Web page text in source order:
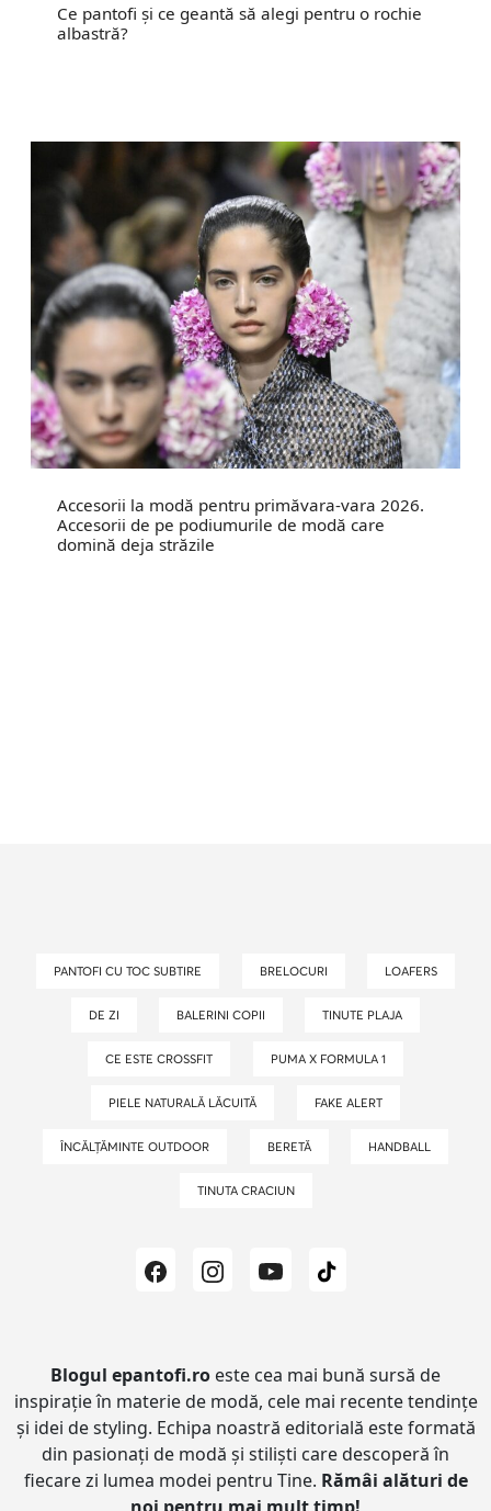
Ce pantofi și ce geantă să alegi pentru o rochie
albastră?
Accesorii la modă pentru primăvara-vara 2026.
Accesorii de pe podiumurile de modă care
domină deja străzile
PANTOFI CU TOC SUBTIRE BRELOCURI LOAFERS
DE ZI BALERINI COPII TINUTE PLAJA
CE ESTE CROSSFIT PUMA X FORMULA 1
PIELE NATURALĂ LĂCUITĂ FAKE ALERT
ÎNCĂLȚĂMINTE OUTDOOR BERETĂ HANDBALL
TINUTA CRACIUN
Blogul epantofi.ro este cea mai bună sursă de
inspirație în materie de modă, cele mai recente tendințe
și idei de styling. Echipa noastră editorială este formată
din pasionați de modă și stiliști care descoperă în
fiecare zi lumea modei pentru Tine. Rămâi alături de